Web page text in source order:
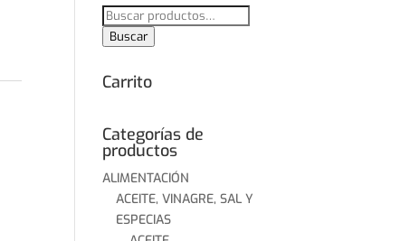
Buscar
por:
Buscar
Carrito
Categorías de
productos
ALIMENTACIÓN
ACEITE, VINAGRE, SAL Y
ESPECIAS